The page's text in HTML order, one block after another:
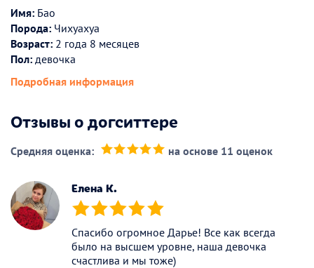
Имя: Бао
Порода: Чихуахуа
Возраст: 2 года 8 месяцев
Пол: девочка
Подробная информация
Отзывы о догситтере
Средняя оценка: на основе 11 оценок
Елена К.
(*) (*) (*) (*) (*)
Спасибо огромное Дарье! Все как всегда
было на высшем уровне, наша девочка
счастлива и мы тоже)